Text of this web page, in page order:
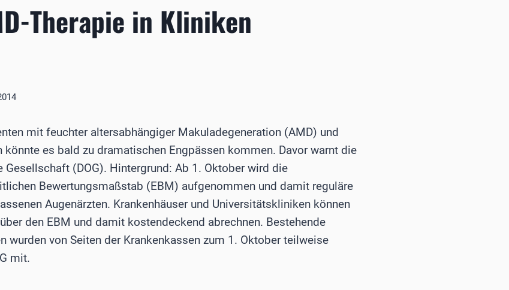
Therapie in Kliniken
mit feuchter altersabhängiger Makuladegeneration (AMD) und
könnte es bald zu dramatischen Engpässen kommen. Davor warnt die
(DOG). Hintergrund: Ab 1. Oktober wird die
Bewertungsmaßstab (EBM) aufgenommen und damit reguläre
Augenärzten. Krankenhäuser und Universitätskliniken können
den EBM und damit kostendeckend abrechnen. Bestehende
wurden von Seiten der Krankenkassen zum 1. Oktober teilweise
mit.